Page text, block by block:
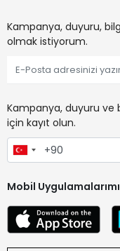
Kampanya, duyuru,
olmak istiyorum.
Kampanya, duyuru ve
için kayıt olun.
Mobil